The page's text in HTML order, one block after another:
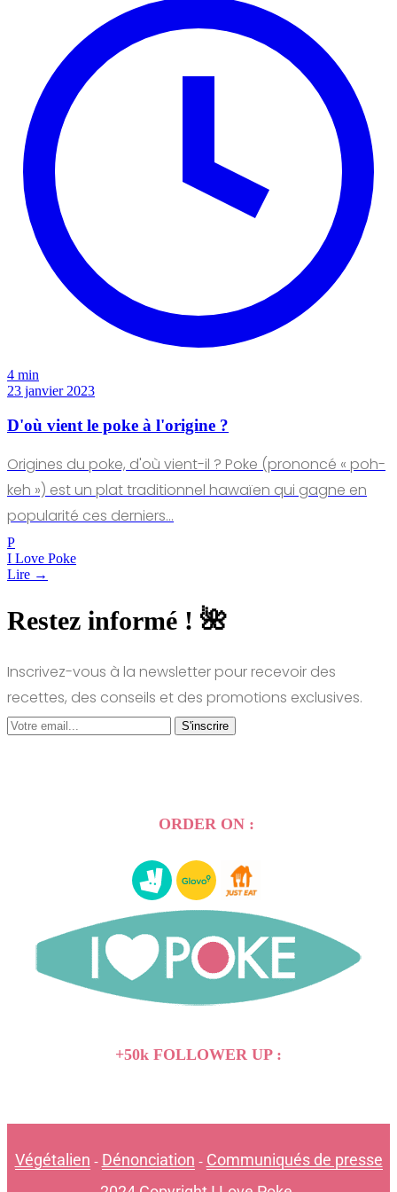
4 min
23 janvier 2023
D'où vient le poke à l'origine ?
Origines du poke, d'où vient-il ? Poke (prononcé « poh-
keh ») est un plat traditionnel hawaïen qui gagne en
popularité ces derniers…
P
I Love Poke
Lire →
Restez informé ! 🌺
Inscrivez-vous à la newsletter pour recevoir des
recettes, des conseils et des promotions exclusives.
S'inscrire
ORDER ON :
+50k FOLLOWER UP :
Végétalien - Dénonciation - Communiqués de presse